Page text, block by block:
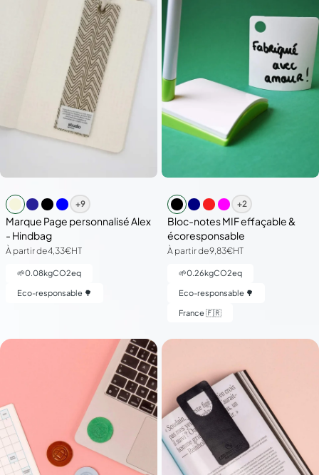
+9
Marque Page personnalisé Alex
- Hindbag
À partir de4,33€HT
🌱0.08kgCO2eq
Eco-responsable 🌳
+2
Bloc-notes MIF effaçable &
écoresponsable
À partir de9,83€HT
🌱0.26kgCO2eq
Eco-responsable 🌳
France 🇫🇷